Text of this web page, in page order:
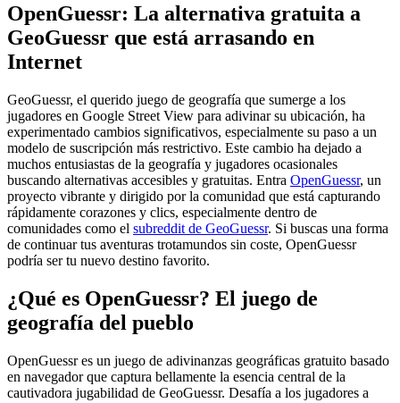
OpenGuessr: La alternativa gratuita a
GeoGuessr que está arrasando en
Internet
GeoGuessr, el querido juego de geografía que sumerge a los
jugadores en Google Street View para adivinar su ubicación, ha
experimentado cambios significativos, especialmente su paso a un
modelo de suscripción más restrictivo. Este cambio ha dejado a
muchos entusiastas de la geografía y jugadores ocasionales
buscando alternativas accesibles y gratuitas. Entra OpenGuessr, un
proyecto vibrante y dirigido por la comunidad que está capturando
rápidamente corazones y clics, especialmente dentro de
comunidades como el subreddit de GeoGuessr. Si buscas una forma
de continuar tus aventuras trotamundos sin coste, OpenGuessr
podría ser tu nuevo destino favorito.
¿Qué es OpenGuessr? El juego de
geografía del pueblo
OpenGuessr es un juego de adivinanzas geográficas gratuito basado
en navegador que captura bellamente la esencia central de la
cautivadora jugabilidad de GeoGuessr. Desafía a los jugadores a